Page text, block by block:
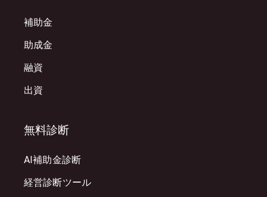
補助金
助成金
融資
出資
無料診断
AI補助金診断
経営診断ツール